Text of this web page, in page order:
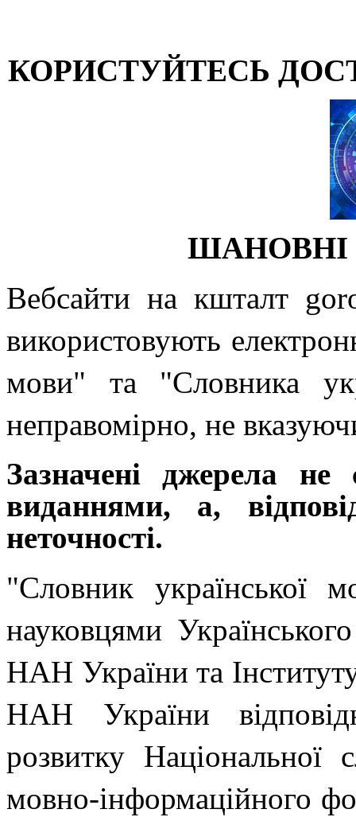
КОРИСТУЙТЕСЬ
ШАНОВНІ
Вебсайти на кшталт
використовують
мови" та "Словника
неправомірно, не
Зазначені джерела не
виданнями, а,
неточності.
"Словник української
науковцями
НАН України та
НАН України
розвитку Національної
мовно-інформаційного